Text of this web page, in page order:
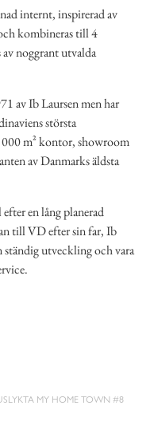
internt, inspirerad av
kombineras till 4
noggrant utvalda
av Ib Laursen men har
största
000 m² kontor, showroom
av Danmarks äldsta
en lång planerad
till VD efter sin far, Ib
utveckling och vara
MY HOME TOWN #8